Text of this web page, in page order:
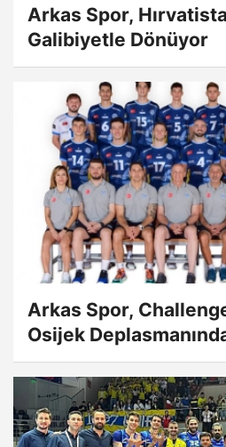
Arkas Spor,
Galibiyetle Dönüyor
Arkas Spor,
Osijek